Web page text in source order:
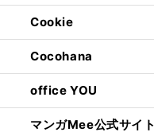
Cookie
Cocohana
office YOU
マンガMee公式サイト